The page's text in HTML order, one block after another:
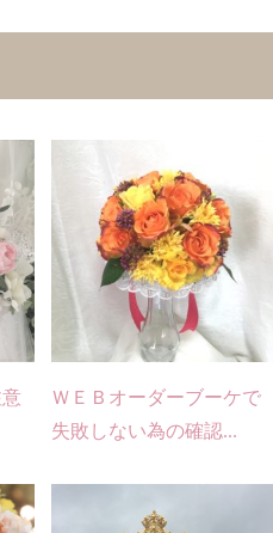
意
ＷＥＢオーダーブーケで
失敗しない為の確認...